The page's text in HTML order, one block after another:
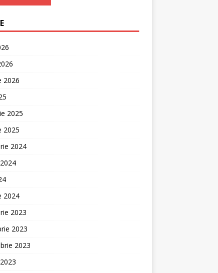
2026
2025
2025
2024
2024
2023
2023
2023